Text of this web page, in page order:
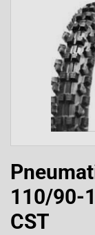
110/90-
CST